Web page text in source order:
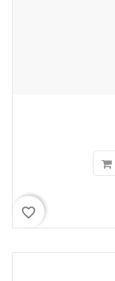
favorite_border